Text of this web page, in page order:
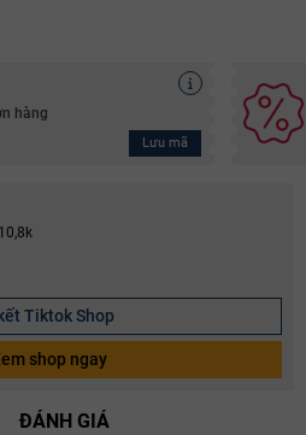
hàng
Lưu mã
Tiktok Shop
shop ngay
ĐÁNH GIÁ